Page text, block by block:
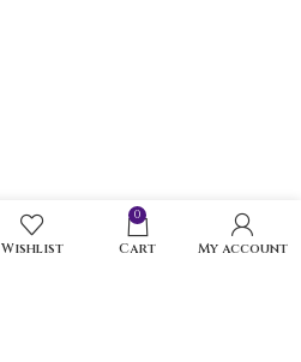
Wishlist
0
Cart My account